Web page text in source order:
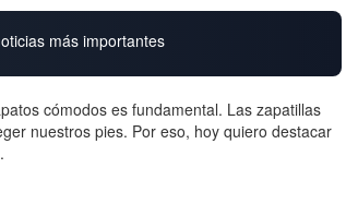
más importantes
cómodos es fundamental. Las zapatillas
nuestros pies. Por eso, hoy quiero destacar